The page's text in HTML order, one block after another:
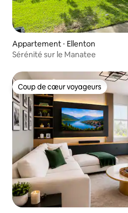
Appartement ⋅ Ellenton
Sérénité sur le Manatee
Coup de cœur voyageurs
Coup de cœur voyageurs